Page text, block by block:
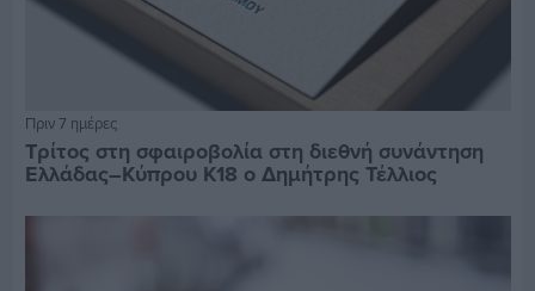
Πριν 7 ημέρες
Τρίτος στη σφαιροβολία στη διεθνή συνάντηση
Ελλάδας–Κύπρου Κ18 ο Δημήτρης Τέλλιος